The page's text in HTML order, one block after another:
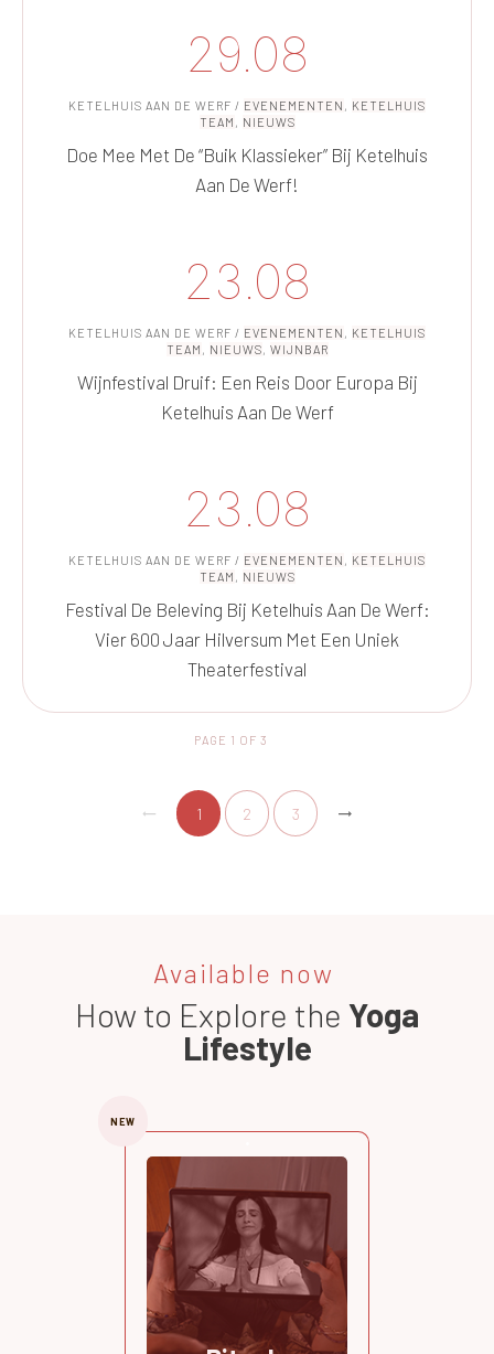
29.08
KETELHUIS AAN DE WERF / EVENEMENTEN , KETELHUIS
TEAM , NIEUWS
Doe Mee Met De “Buik Klassieker” Bij Ketelhuis
Aan De Werf!
23.08
KETELHUIS AAN DE WERF / EVENEMENTEN , KETELHUIS
TEAM , NIEUWS, WIJNBAR
Wijnfestival Druif: Een Reis Door Europa Bij
Ketelhuis Aan De Werf
23.08
KETELHUIS AAN DE WERF / EVENEMENTEN , KETELHUIS
TEAM , NIEUWS
Festival De Beleving Bij Ketelhuis Aan De Werf:
Vier 600 Jaar Hilversum Met Een Uniek
Theaterfestival
PAGE 1 OF 3
1 2 3
Available now
How to Explore the Yoga
Lifestyle
NEW